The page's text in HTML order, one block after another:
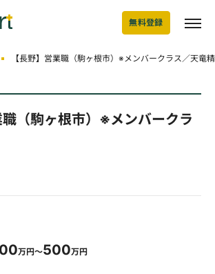
無料登録
【長野】営業職（駒ヶ根市）※メンバークラス／天竜
職（駒ヶ根市）※メンバークラ
万円～500万円